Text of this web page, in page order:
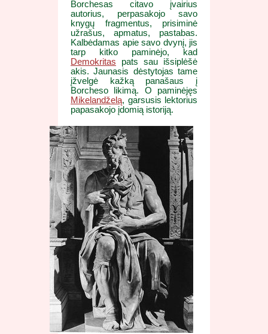
Borchesas citavo įvairius
autorius, perpasakojo savo
knygų fragmentus, prisiminė
užrašus, apmatus, pastabas.
Kalbėdamas apie savo dvynį, jis
tarp kitko paminėjo, kad
Demokritas pats sau išsiplėšė
akis. Jaunasis dėstytojas tame
įžvelgė kažką panašaus į
Borcheso likimą. O paminėjęs
Mikelandželą, garsusis lektorius
papasakojo įdomią istoriją.